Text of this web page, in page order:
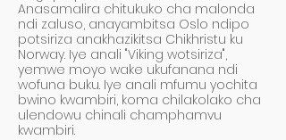
Anasamalira chitukuko cha malonda
ndi zaluso, anayambitsa Oslo ndipo
potsiriza anakhazikitsa Chikhristu ku
Norway. Iye anali "Viking wotsiriza",
yemwe moyo wake ukufanana ndi
wofuna buku. Iye anali mfumu yochita
bwino kwambiri, koma chilakolako cha
ulendowu chinali champhamvu
kwambiri.